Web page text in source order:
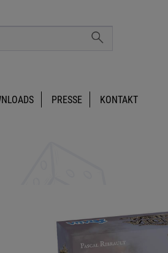
PRESSE KONTAKT